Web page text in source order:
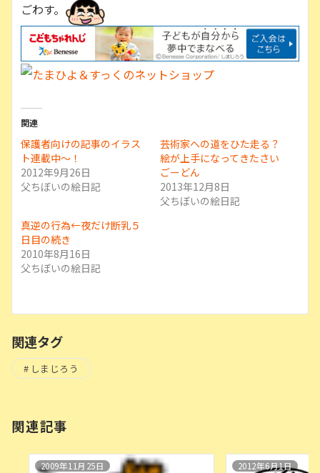
ごわす。
関連
保護者向けの記事のイラス
ト連載中〜！
2012年9月26日
父ちぼいの絵日記
芸術家への道をひた走る？
絵が上手になってきたさい
ごーどん
2013年12月8日
父ちぼいの絵日記
真逆の行為←夜だけ断乳５
日目の続き
2010年8月16日
父ちぼいの絵日記
関連タグ
しまじろう
関連記事
2009年11月25日 2012年6月1日